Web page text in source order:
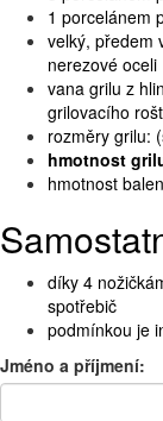
1 porcelánem
velký, předem
nerezové oceli
vana grilu z
grilovacího
rozměry grilu:
hmotnost
hmotnost
díky 4
spotřebič
podmínkou je
Jméno a příjmení: